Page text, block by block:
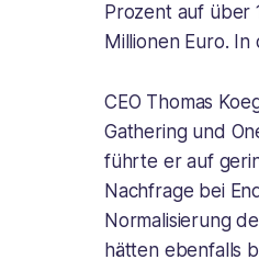
Prozent auf über
Millionen Euro.
CEO Thomas
Gathering und
führte er auf
Nachfrage bei
Normalisierung
hätten ebenfalls